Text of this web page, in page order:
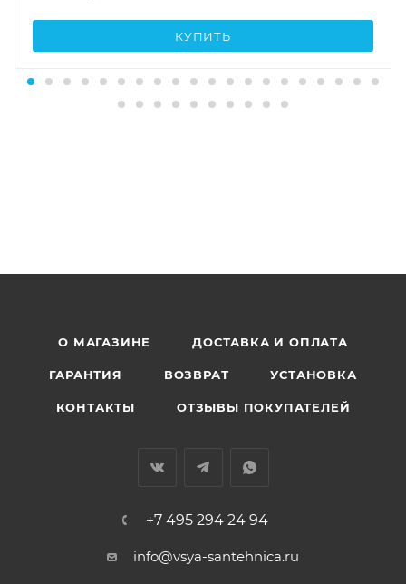
КУПИТЬ
О МАГАЗИНЕ ДОСТАВКА И ОПЛАТА
ГАРАНТИЯ ВОЗВРАТ УСТАНОВКА
КОНТАКТЫ ОТЗЫВЫ ПОКУПАТЕЛЕЙ
+7 495 294 24 94
info@vsya-santehnica.ru